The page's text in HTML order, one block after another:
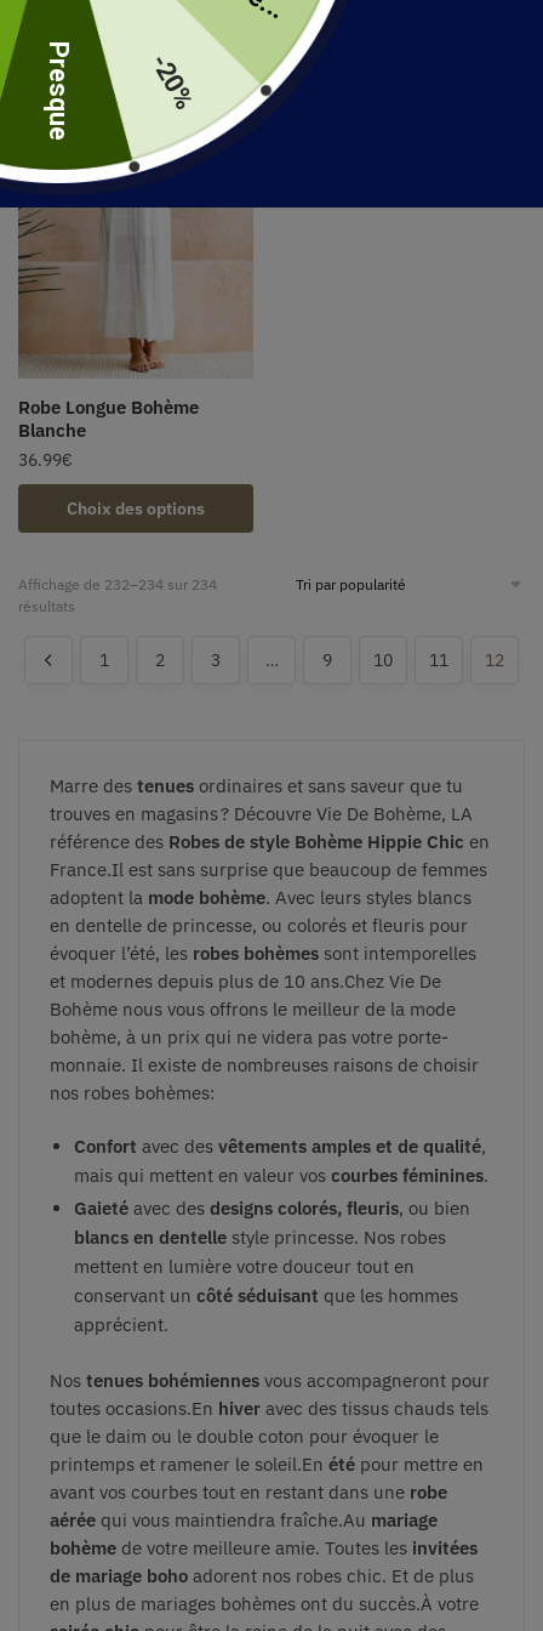
Robe Longue Bohème
Blanche
36.99€
Choix des options
Affichage de 232–234 sur 234
résultats
1 2 3 … 9 10 11 12
Marre des tenues ordinaires et sans saveur que tu
trouves en magasins ? Découvre Vie De Bohème, LA
référence des Robes de style Bohème Hippie Chic en
France.Il est sans surprise que beaucoup de femmes
adoptent la mode bohème. Avec leurs styles blancs
en dentelle de princesse, ou colorés et fleuris pour
évoquer l’été, les robes bohèmes sont intemporelles
et modernes depuis plus de 10 ans.Chez Vie De
Bohème nous vous offrons le meilleur de la mode
bohème, à un prix qui ne videra pas votre porte-
monnaie. Il existe de nombreuses raisons de choisir
nos robes bohèmes:
Confort avec des vêtements amples et de qualité,
mais qui mettent en valeur vos courbes féminines.
Gaieté avec des designs colorés, fleuris, ou bien
blancs en dentelle style princesse. Nos robes
mettent en lumière votre douceur tout en
conservant un côté séduisant que les hommes
apprécient.
Nos tenues bohémiennes vous accompagneront pour
toutes occasions.En hiver avec des tissus chauds tels
que le daim ou le double coton pour évoquer le
printemps et ramener le soleil.En été pour mettre en
avant vos courbes tout en restant dans une robe
aérée qui vous maintiendra fraîche.Au mariage
bohème de votre meilleure amie. Toutes les invitées
de mariage boho adorent nos robes chic. Et de plus
en plus de mariages bohèmes ont du succès.À votre
-20%
Presque